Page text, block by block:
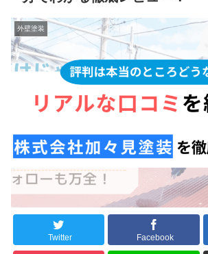
外壁塗装
Twitter Facebook